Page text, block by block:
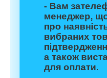
- Вам
менеджер,
про
вибраних
а також
для оплати.